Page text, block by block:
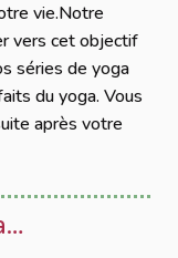
vie.Notre
vers cet objectif
séries de yoga
du yoga. Vous
après votre